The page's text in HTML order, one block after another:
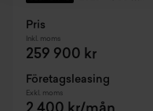
Pris
Inkl. moms
259 900 kr
Företagsleasing
Exkl. moms